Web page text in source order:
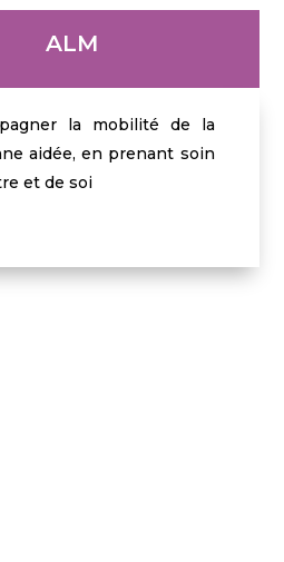
ALM
la mobilité de la
aidée, en prenant soin
et de soi